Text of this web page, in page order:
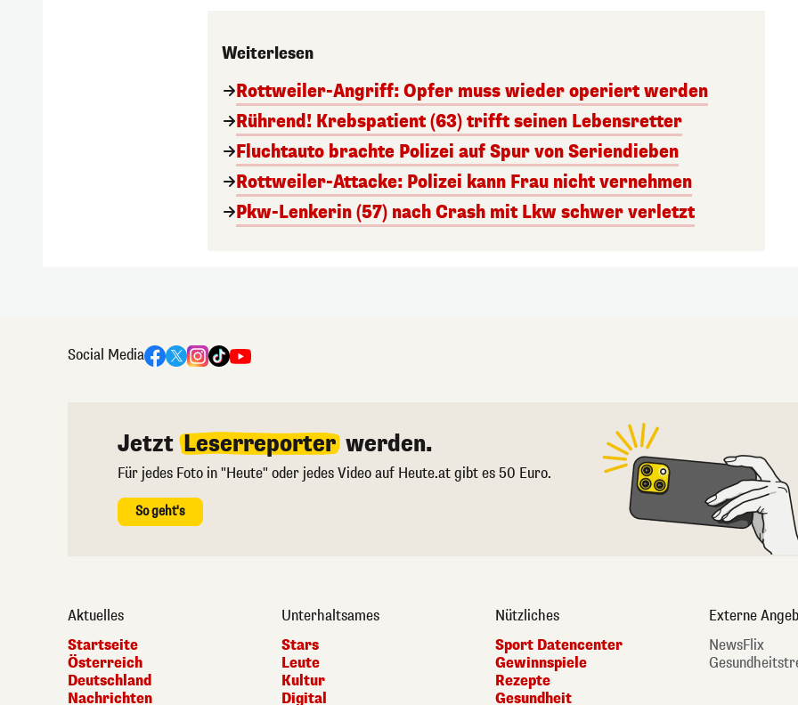
Weiterlesen
Rottweiler-Angriff: Opfer muss wieder operiert werden
Rührend! Krebspatient (63) trifft seinen Lebensretter
Fluchtauto brachte Polizei auf Spur von Seriendieben
Rottweiler-Attacke: Polizei kann Frau nicht vernehmen
Pkw-Lenkerin (57) nach Crash mit Lkw schwer verletzt
Social Media
Jetzt Leserreporter werden.
Für jedes Foto in "Heute" oder jedes Video auf Heute.at gibt es 50 Euro.
So geht's
Aktuelles
Startseite
Österreich
Deutschland
Nachrichten
Unterhaltsames
Stars
Leute
Kultur
Digital
Nützliches
Sport Datencenter
Gewinnspiele
Rezepte
Gesundheit
Externe
NewsFlix